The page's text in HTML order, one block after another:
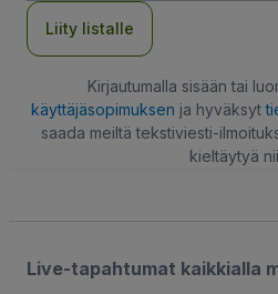
Liity listalle
Kirjautumalla sisään tai
käyttäjäsopimuksen ja hyväksyt
saada meiltä tekstiviesti-
kieltäytyä
Live-tapahtumat kaikkialla